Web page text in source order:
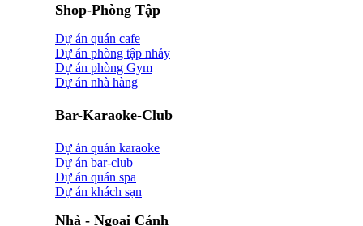
Shop-Phòng Tập
Dự án quán cafe
Dự án phòng tập nhảy
Dự án phòng Gym
Dự án nhà hàng
Bar-Karaoke-Club
Dự án quán karaoke
Dự án bar-club
Dự án quán spa
Dự án khách sạn
Nhà - Ngoại Cảnh